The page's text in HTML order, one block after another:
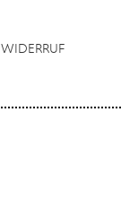
WIDERRUF